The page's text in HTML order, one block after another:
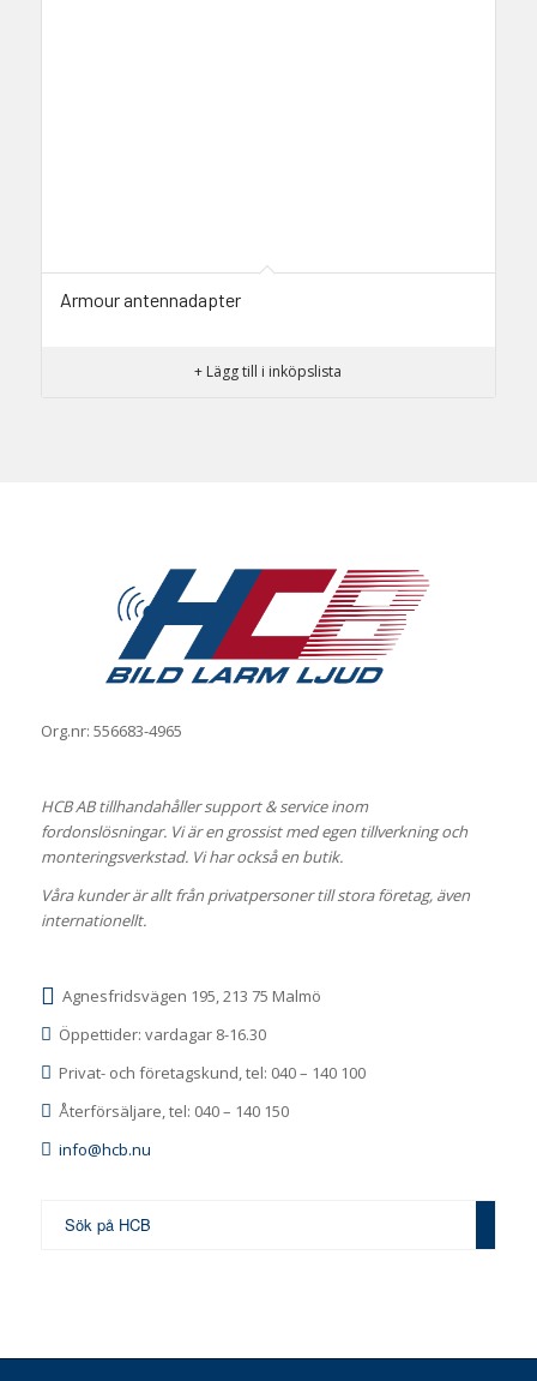
Armour antennadapter
+ Lägg till i inköpslista
Org.nr: 556683-4965
HCB AB tillhandahåller support & service inom
fordonslösningar. Vi är en grossist med egen tillverkning och
monteringsverkstad. Vi har också en butik.
Våra kunder är allt från privatpersoner till stora företag, även
internationellt.
Agnesfridsvägen 195, 213 75 Malmö
Öppettider: vardagar 8-16.30
Privat- och företagskund, tel: 040 – 140 100
Återförsäljare, tel: 040 – 140 150
info@hcb.nu